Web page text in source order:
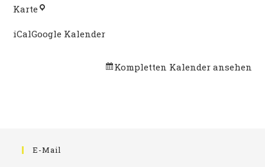
KarteBenn
iCalGoogle Kalender
Kompletten Kalender ansehen
E-Mail